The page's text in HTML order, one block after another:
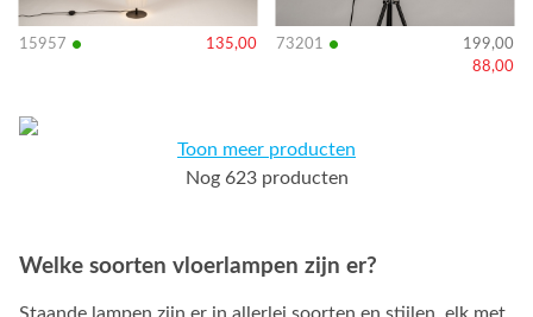
15957 • 135,00 73201 •
199,00
88,00
Toon meer producten
Nog 623 producten
Welke soorten vloerlampen zijn er?